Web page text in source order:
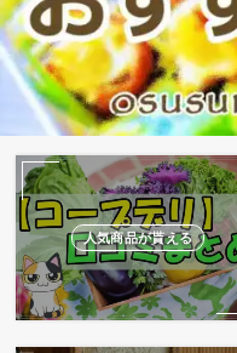
人気商品が貰える